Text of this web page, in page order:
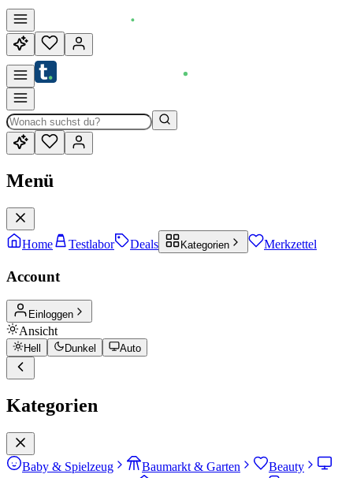
Menü
Home Testlabor Deals Kategorien Merkzettel
Account
Einloggen
Ansicht
Hell Dunkel Auto
Kategorien
Baby & Spielzeug Baumarkt & Garten
Beauty